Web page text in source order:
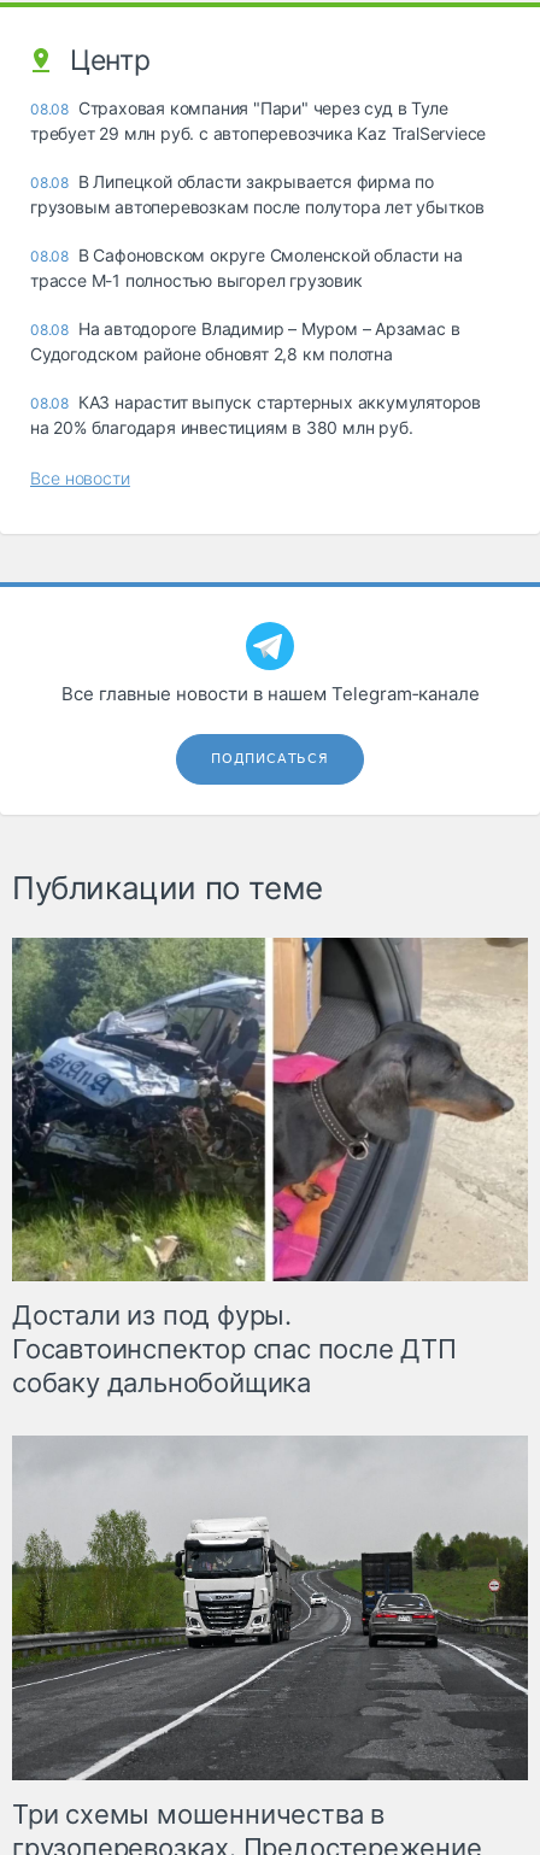
Центр
08.08 Страховая компания "Пари" через суд в Туле
требует 29 млн руб. с автоперевозчика Kaz TralServiece
08.08 В Липецкой области закрывается фирма по
грузовым автоперевозкам после полутора лет убытков
08.08 В Сафоновском округе Смоленской области на
трассе М-1 полностью выгорел грузовик
08.08 На автодороге Владимир – Муром – Арзамас в
Судогодском районе обновят 2,8 км полотна
08.08 КАЗ нарастит выпуск стартерных аккумуляторов
на 20% благодаря инвестициям в 380 млн руб.
Все новости
Все главные новости в нашем Telegram‑канале
ПОДПИСАТЬСЯ
Публикации по теме
Достали из под фуры.
Госавтоинспектор спас после ДТП
собаку дальнобойщика
Три схемы мошенничества в
грузоперевозках. Предостережение